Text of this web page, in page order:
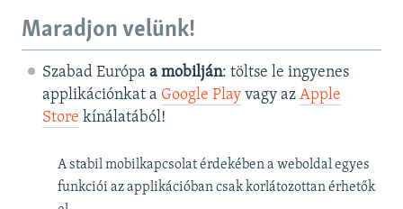
Maradjon velünk!
Szabad Európa a mobilján: töltse le ingyenes
applikációnkat a Google Playvagy az Apple
Store kínálatából!
A stabil mobilkapcsolat érdekében a weboldal egyes
funkciói az applikációban csak korlátozottan érhetők